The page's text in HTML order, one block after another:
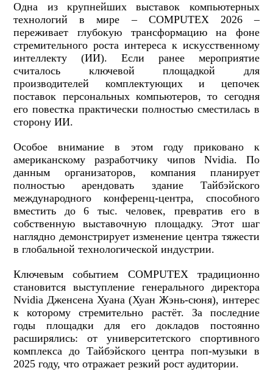
Одна из крупнейших выставок компьютерных
технологий в мире – COMPUTEX 2026 –
переживает глубокую трансформацию на фоне
стремительного роста интереса к искусственному
интеллекту (ИИ). Если ранее мероприятие
считалось ключевой площадкой для
производителей комплектующих и цепочек
поставок персональных компьютеров, то сегодня
его повестка практически полностью сместилась в
сторону ИИ.
Особое внимание в этом году приковано к
американскому разработчику чипов Nvidia. По
данным организаторов, компания планирует
полностью арендовать здание Тайбэйского
международного конференц-центра, способного
вместить до 6 тыс. человек, превратив его в
собственную выставочную площадку. Этот шаг
наглядно демонстрирует изменение центра тяжести
в глобальной технологической индустрии.
Ключевым событием COMPUTEX традиционно
становится выступление генерального директора
Nvidia Дженсена Хуана (Хуан Жэнь-сюня), интерес
к которому стремительно растёт. За последние
годы площадки для его докладов постоянно
расширялись: от университетского спортивного
комплекса до Тайбэйского центра поп-музыки в
2025 году, что отражает резкий рост аудитории.